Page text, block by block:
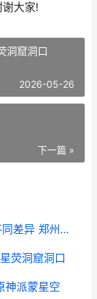
大家!
洞窟洞口
2026-05-26
下一篇 »
汴梁幸福街与叫我大掌柜有啥子不同差异 郑州幸福街
荧洞窟洞口
神派蒙星空